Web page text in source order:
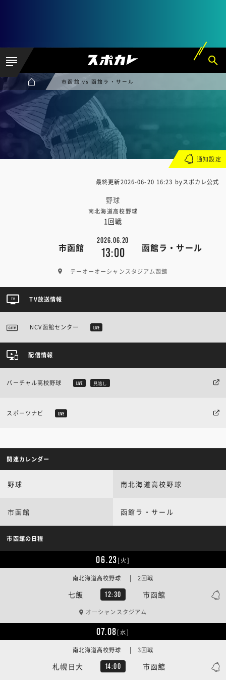
市函館 vs 函館ラ・サール
最終更新2026-06-20 16:23 byスポカレ公式
野球
南北海道高校野球
1回戦
市函館
2026.06.20
13:00 函館ラ・サール
テーオーオーシャンスタジアム函館
通知設定
TV放送情報
NCV函館センター LIVE
配信情報
バーチャル高校野球 LIVE 見逃し
スポーツナビ LIVE
関連カレンダー
野球 南北海道高校野球
市函館 函館ラ・サール
市函館の日程
06.23[火]
七飯 12:30 市函館
南北海道高校野球 | 2回戦
オーシャンスタジアム
07.08[水]
札幌日大 14:00 市函館
南北海道高校野球 | 3回戦